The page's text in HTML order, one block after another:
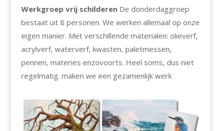
Werkgroep vrij schilderenDe donderdaggroep
bestaat uit 8 personen. We werken allemaal op onze
eigen manier. Met verschillende materialen: olieverf,
acrylverf, waterverf, kwasten, paletmessen,
pennen, materies enzovoorts. Heel soms, dus niet
regelmatig. maken we een gezamenlijk werk